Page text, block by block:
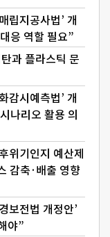
립지공사법’ 개
응 역할 필요”
과 플라스틱 문
감시예측법’ 개
나리오 활용 의
위기인지 예산제
감축·배출 영향
보전법 개정안’
야”